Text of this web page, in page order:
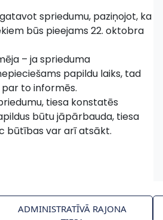
spriedumu, paziņojot, ka
būs pieejams 22. oktobra
– ja sprieduma
papildu laiks, tad
to informēs.
tiesa konstatēs
būtu jāpārbauda, tiesa
būtības var arī atsākt.
ADMINISTRATĪVĀ RAJONA